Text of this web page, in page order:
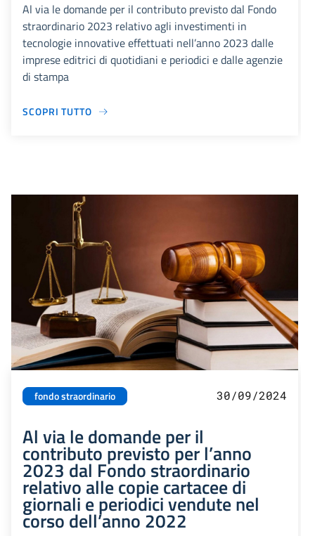
Al via le domande per il contributo previsto dal Fondo
straordinario 2023 relativo agli investimenti in
tecnologie innovative effettuati nell’anno 2023 dalle
imprese editrici di quotidiani e periodici e dalle agenzie
di stampa
SCOPRI TUTTO
fondo straordinario 30/09/2024
Al via le domande per il
contributo previsto per l’anno
2023 dal Fondo straordinario
relativo alle copie cartacee di
giornali e periodici vendute nel
corso dell’anno 2022